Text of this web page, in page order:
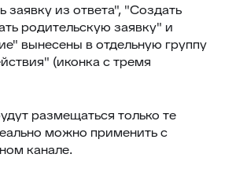
заявку из ответа", "Создать
родительскую заявку" и
вынесены в отдельную группу
(иконка с тремя
размещаться только те
можно применить с
канале.